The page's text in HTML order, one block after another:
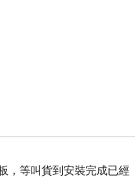
，等叫貨到安裝完成已經